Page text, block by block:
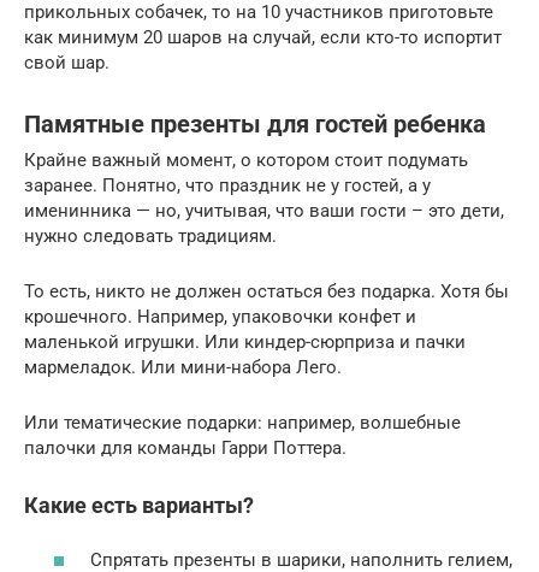
прикольных собачек, то на 10 участников приготовьте
как минимум 20 шаров на случай, если кто-то испортит
свой шар.
Памятные презенты для гостей ребенка
Крайне важный момент, о котором стоит подумать
заранее. Понятно, что праздник не у гостей, а у
именинника — но, учитывая, что ваши гости – это дети,
нужно следовать традициям.
То есть, никто не должен остаться без подарка. Хотя бы
крошечного. Например, упаковочки конфет и
маленькой игрушки. Или киндер-сюрприза и пачки
мармеладок. Или мини-набора Лего.
Или тематические подарки: например, волшебные
палочки для команды Гарри Поттера.
Какие есть варианты?
Спрятать презенты в шарики, наполнить гелием,